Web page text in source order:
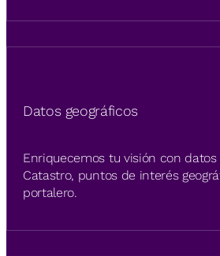
Datos geográficos
Enriquecemos tu visión con
Catastro, puntos de interés
portalero.